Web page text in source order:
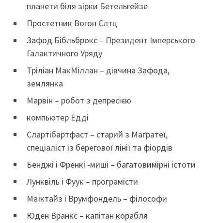
планети біля зірки Бетельгейзе
Простетник Вогон Єлтц
Зафод Бібльброкс – Президент Імперського
Галактичного Уряду
Тріліан МакМіллан – дівчина Зафода,
землянка
Марвін – робот з депресією
компьютер Едді
Слартібартфаст – старий з Маґратеї,
спеціаліст із берегової лінії та фіордів
Бенджі і Френкі -миші – багатовимірні істоти
Лунквіль і Фуук – програмісти
Маїктайз і Врумфондель – філософи
Юден Вранкс – капітан корабля